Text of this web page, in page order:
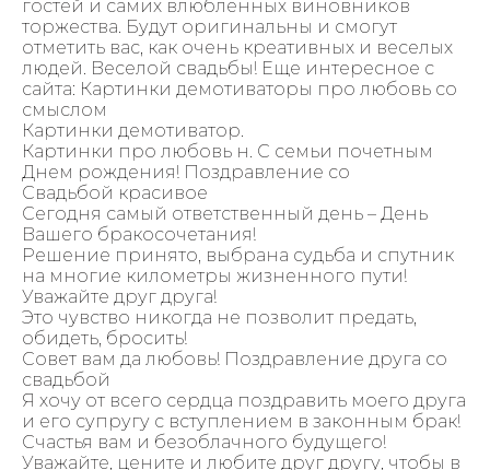
гостей и самих влюбленных виновников
торжества. Будут оригинальны и смогут
отметить вас, как очень креативных и веселых
людей. Веселой свадьбы! Еще интересное с
сайта: Картинки демотиваторы про любовь со
смыслом
Картинки демотиватор.
Картинки про любовь н. С семьи почетным
Днем рождения! Поздравление со
Свадьбой красивое
Сегодня самый ответственный день – День
Вашего бракосочетания!
Решение принято, выбрана судьба и спутник
на многие километры жизненного пути!
Уважайте друг друга!
Это чувство никогда не позволит предать,
обидеть, бросить!
Совет вам да любовь! Поздравление друга со
свадьбой
Я хочу от всего сердца поздравить моего друга
и его супругу с вступлением в законным брак!
Счастья вам и безоблачного будущего!
Уважайте, цените и любите друг другу, чтобы в